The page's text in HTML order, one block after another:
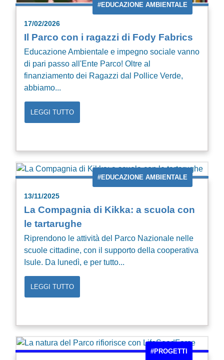
#EDUCAZIONE AMBIENTALE
17/02/2026
Il Parco con i ragazzi di Fody Fabrics
Educazione Ambientale e impegno sociale vanno
di pari passo all'Ente Parco! Oltre al
finanziamento dei Ragazzi dal Pollice Verde,
abbiamo...
LEGGI TUTTO
#EDUCAZIONE AMBIENTALE
13/11/2025
La Compagnia di Kikka: a scuola con
le tartarughe
Riprendono le attività del Parco Nazionale nelle
scuole cittadine, con il supporto della cooperativa
Isule. Da lunedì, e per tutto...
LEGGI TUTTO
#PROGETTI